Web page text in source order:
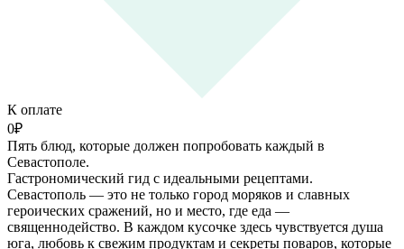
К оплате
0₽
Пять блюд, которые должен попробовать каждый в
Севастополе.
Гастрономический гид с идеальными рецептами.
Севастополь — это не только город моряков и славных
героических сражений, но и место, где еда —
священнодейство. В каждом кусочке здесь чувствуется душа
юга, любовь к свежим продуктам и секреты поваров, которые